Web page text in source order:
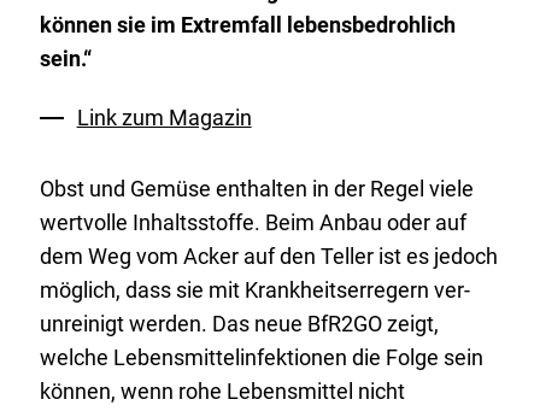
können sie im Extremfall lebensbedrohlich
sein.“
Link zum Magazin
Obst und Gemüse enthalten in der Regel viele
wertvolle Inhaltsstoffe. Beim Anbau oder auf
dem Weg vom Acker auf den Teller ist es jedoch
möglich, dass sie mit Krankheitserregern ver­
unreinigt werden. Das neue BfR2GO zeigt,
welche Lebensmittelinfektionen die Folge sein
können, wenn rohe Lebensmittel nicht